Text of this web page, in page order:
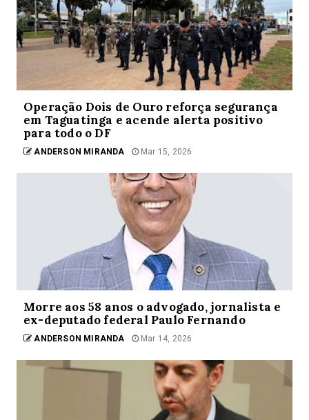
Operação Dois de Ouro reforça segurança
em Taguatinga e acende alerta positivo
para todo o DF
ANDERSON MIRANDA Mar 15, 2026
Morre aos 58 anos o advogado, jornalista e
ex-deputado federal Paulo Fernando
ANDERSON MIRANDA Mar 14, 2026